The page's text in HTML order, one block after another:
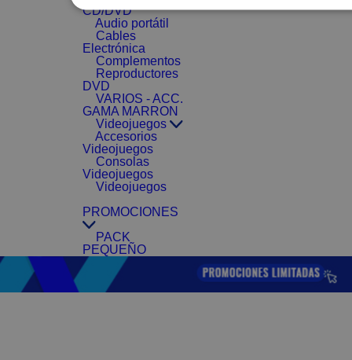
CD/DVD
Audio portátil
Cables
Electrónica
Complementos
Reproductores
DVD
VARIOS - ACC.
GAMA MARRON
Videojuegos
Accesorios
Videojuegos
Consolas
Videojuegos
Videojuegos
PROMOCIONES
PACK
PEQUEÑO